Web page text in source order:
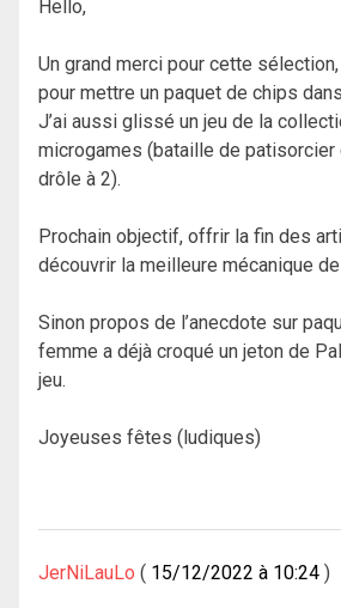
Hello,
Un grand merci pour cette sélection,
pour mettre un paquet de chips
J’ai aussi glissé un jeu de la
microgames (bataille de patisorcier
drôle à 2).
Prochain objectif, offrir la fin des
découvrir la meilleure mécanique
Sinon propos de l’anecdote sur
femme a déjà croqué un jeton de
jeu.
Joyeuses fêtes (ludiques)
JerNiLauLo 15/12/2022 à 10:24